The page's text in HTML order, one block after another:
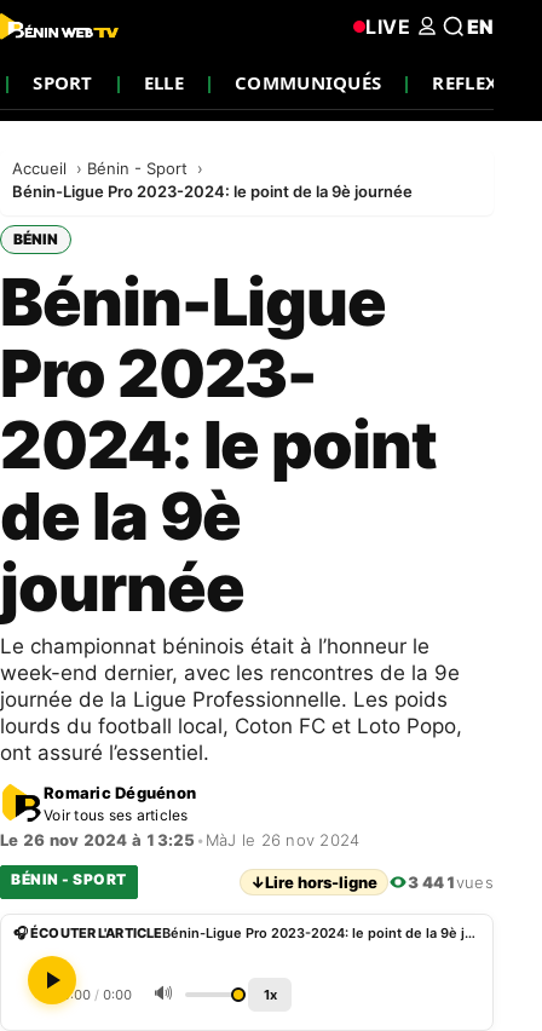
SPORT ELLE COMMUNIQUÉS REFLEXION
LIVE EN
Accueil
Bénin - Sport
Bénin-Ligue Pro 2023-2024: le point de la 9è journée
BÉNIN
Bénin-Ligue
Pro 2023-
2024: le point
de la 9è
journée
Le championnat béninois était à l’honneur le
week-end dernier, avec les rencontres de la 9e
journée de la Ligue Professionnelle. Les poids
lourds du football local, Coton FC et Loto Popo,
ont assuré l’essentiel.
Romaric Déguénon
Voir tous ses articles
Le 26 nov 2024 à 13:25 • MàJ le 26 nov 2024
BÉNIN - SPORT ↓Lire hors-ligne 3 441vues
🎧 ÉCOUTER L'ARTICLE Bénin-Ligue Pro 2023-2024: le point de la 9è journée
0:00 / 0:00 🔊 1x